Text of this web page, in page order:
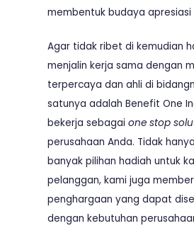
membentuk budaya apresiasi
Agar tidak ribet di kemudian
menjalin kerja sama dengan
terpercaya dan ahli di
satunya adalah Benefit One
bekerja sebagai one stop
perusahaan Anda. Tidak
banyak pilihan hadiah untuk
pelanggan, kami juga
penghargaan yang dapat
dengan kebutuhan